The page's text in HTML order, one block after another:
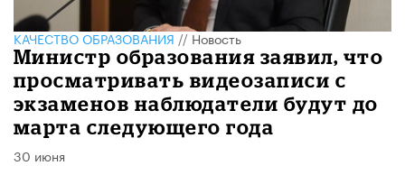
КАЧЕСТВО ОБРАЗОВАНИЯ//Новость
Министр образования заявил, что
просматривать видеозаписи с
экзаменов наблюдатели будут до
марта следующего года
30 июня